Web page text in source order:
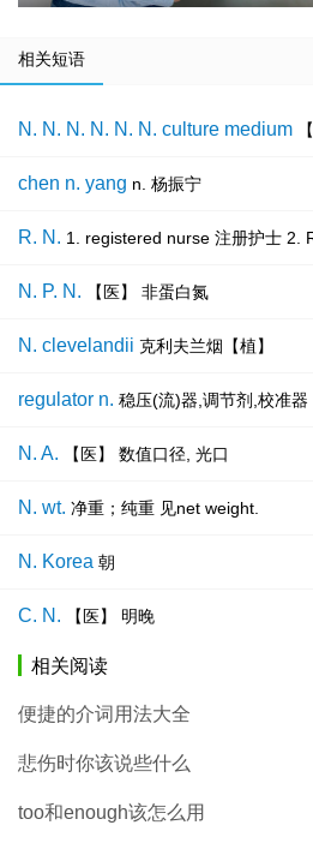
相关短语
N. N. N. N. N. N. culture medium
chen n. yang n. 杨振宁
R. N. 1. registered nurse 注册护士 2.
N. P. N. 【医】 非蛋白氮
N. clevelandii 克利夫兰烟【植】
regulator n. 稳压(流)器,调节剂,校准器
N. A. 【医】 数值口径, 光口
N. wt. 净重；纯重 见net weight.
N. Korea 朝
C. N. 【医】 明晚
相关阅读
便捷的介词用法大全
悲伤时你该说些什么
too和enough该怎么用